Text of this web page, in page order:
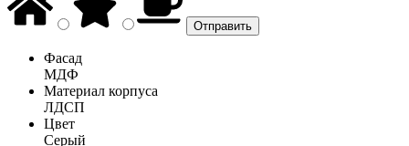
Фасад
МДФ
Материал корпуса
ЛДСП
Цвет
Серый